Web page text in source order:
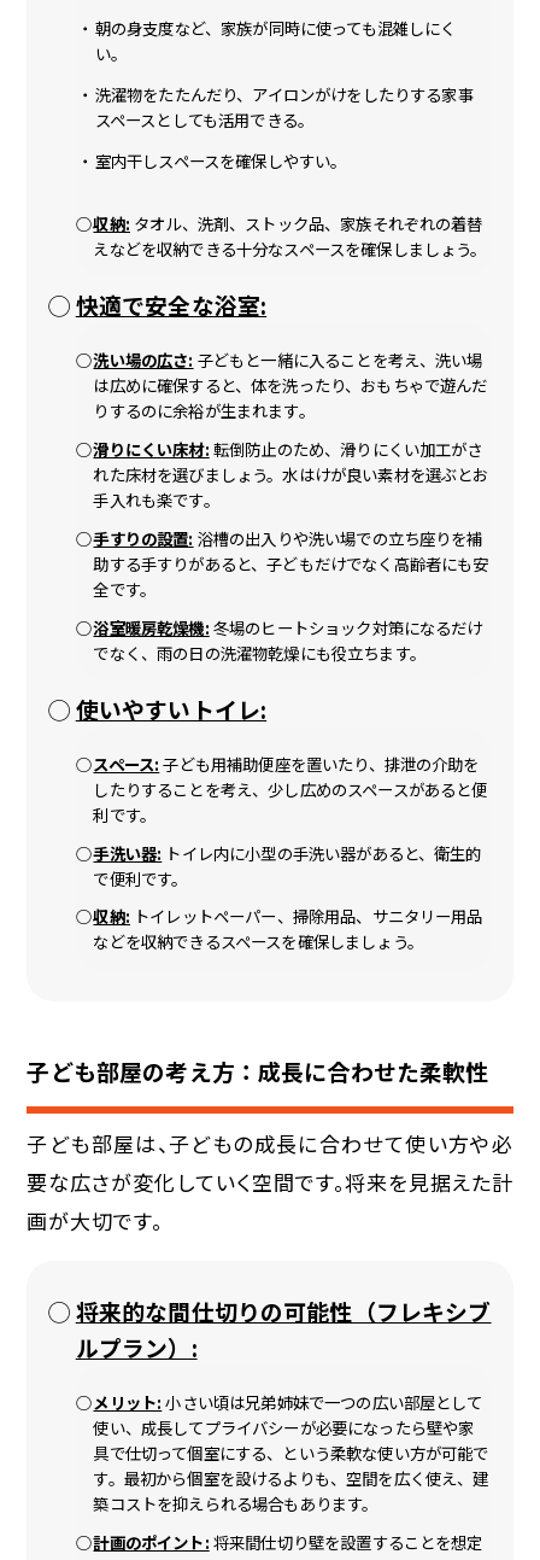
朝の身支度など、家族が同時に使っても混雑しにく
い。
洗濯物をたたんだり、アイロンがけをしたりする家事
スペースとしても活用できる。
室内干しスペースを確保しやすい。
収納: タオル、洗剤、ストック品、家族それぞれの着替
えなどを収納できる十分なスペースを確保しましょう。
快適で安全な浴室:
洗い場の広さ: 子どもと一緒に入ることを考え、洗い場
は広めに確保すると、体を洗ったり、おもちゃで遊んだ
りするのに余裕が生まれます。
滑りにくい床材: 転倒防止のため、滑りにくい加工がさ
れた床材を選びましょう。水はけが良い素材を選ぶとお
手入れも楽です。
手すりの設置: 浴槽の出入りや洗い場での立ち座りを補
助する手すりがあると、子どもだけでなく高齢者にも安
全です。
浴室暖房乾燥機: 冬場のヒートショック対策になるだけ
でなく、雨の日の洗濯物乾燥にも役立ちます。
使いやすいトイレ:
スペース: 子ども用補助便座を置いたり、排泄の介助を
したりすることを考え、少し広めのスペースがあると便
利です。
手洗い器: トイレ内に小型の手洗い器があると、衛生的
で便利です。
収納: トイレットペーパー、掃除用品、サニタリー用品
などを収納できるスペースを確保しましょう。
子ども部屋の考え方：成長に合わせた柔軟性
子ども部屋は、子どもの成長に合わせて使い方や必
要な広さが変化していく空間です。将来を見据えた計
画が大切です。
将来的な間仕切りの可能性（フレキシブ
ルプラン）:
メリット: 小さい頃は兄弟姉妹で一つの広い部屋として
使い、成長してプライバシーが必要になったら壁や家
具で仕切って個室にする、という柔軟な使い方が可能で
す。最初から個室を設けるよりも、空間を広く使え、建
築コストを抑えられる場合もあります。
計画のポイント: 将来間仕切り壁を設置することを想定